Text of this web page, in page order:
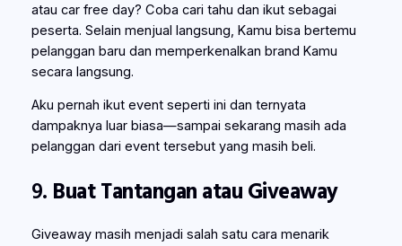
atau car free day? Coba cari tahu dan ikut sebagai
peserta. Selain menjual langsung, Kamu bisa bertemu
pelanggan baru dan memperkenalkan brand Kamu
secara langsung.
Aku pernah ikut event seperti ini dan ternyata
dampaknya luar biasa—sampai sekarang masih ada
pelanggan dari event tersebut yang masih beli.
9. Buat Tantangan atau Giveaway
Giveaway masih menjadi salah satu cara menarik